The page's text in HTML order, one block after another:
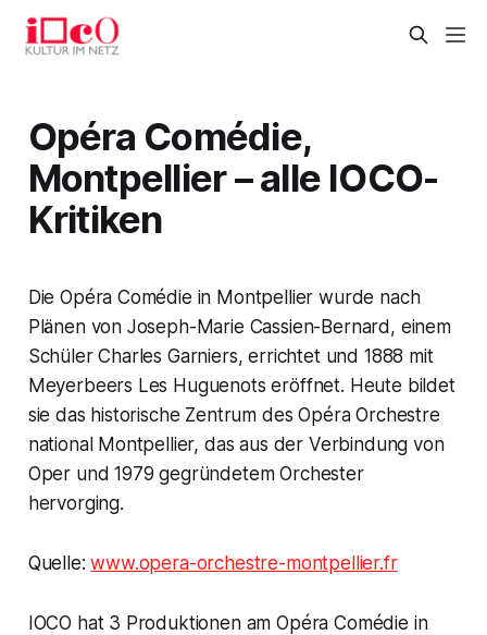
Opéra Comédie,
Montpellier – alle IOCO-
Kritiken
Die Opéra Comédie in Montpellier wurde nach
Plänen von Joseph-Marie Cassien-Bernard, einem
Schüler Charles Garniers, errichtet und 1888 mit
Meyerbeers Les Huguenots eröffnet. Heute bildet
sie das historische Zentrum des Opéra Orchestre
national Montpellier, das aus der Verbindung von
Oper und 1979 gegründetem Orchester
hervorging.
Quelle:www.opera-orchestre-montpellier.fr
IOCO hat 3 Produktionen am Opéra Comédie in